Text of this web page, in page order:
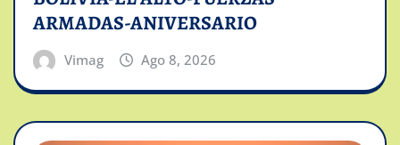
ARMADAS-ANIVERSARIO
Vimag Ago 8, 2026